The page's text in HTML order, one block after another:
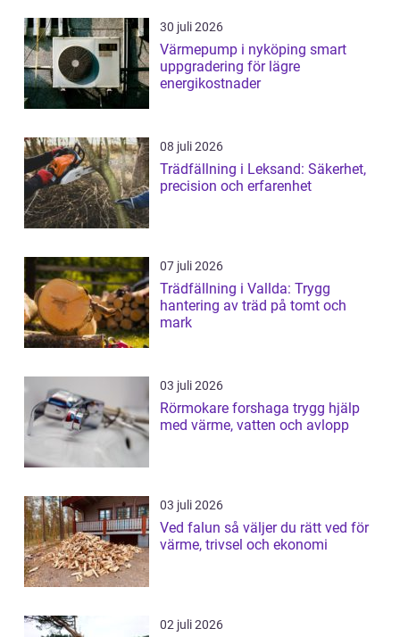
30 juli 2026
Värmepump i nyköping smart
uppgradering för lägre
energikostnader
08 juli 2026
Trädfällning i Leksand: Säkerhet,
precision och erfarenhet
07 juli 2026
Trädfällning i Vallda: Trygg
hantering av träd på tomt och
mark
03 juli 2026
Rörmokare forshaga trygg hjälp
med värme, vatten och avlopp
03 juli 2026
Ved falun så väljer du rätt ved för
värme, trivsel och ekonomi
02 juli 2026